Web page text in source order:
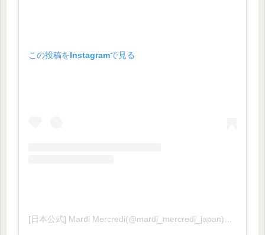
この投稿をInstagramで見る